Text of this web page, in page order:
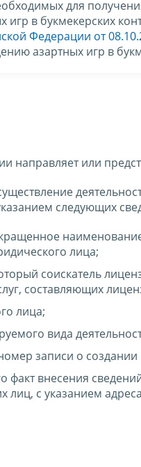
для
в букмекерских
Федерации от
азартных игр в
направляет или
следующих
лица;
соискатель
составляющих
лица;
вида
записи о
факт внесения
лиц, с указанием